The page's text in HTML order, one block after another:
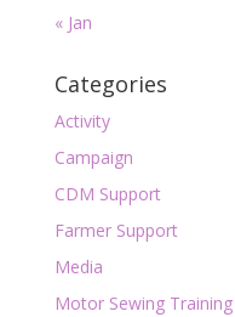
« Jan
Categories
Activity
Campaign
CDM Support
Farmer Support
Media
Motor Sewing Training